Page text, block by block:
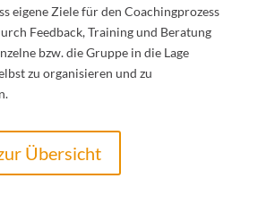
eigene Ziele für den Coachingprozess
Feedback, Training und Beratung
bzw. die Gruppe in die Lage
zu organisieren und zu
Übersicht